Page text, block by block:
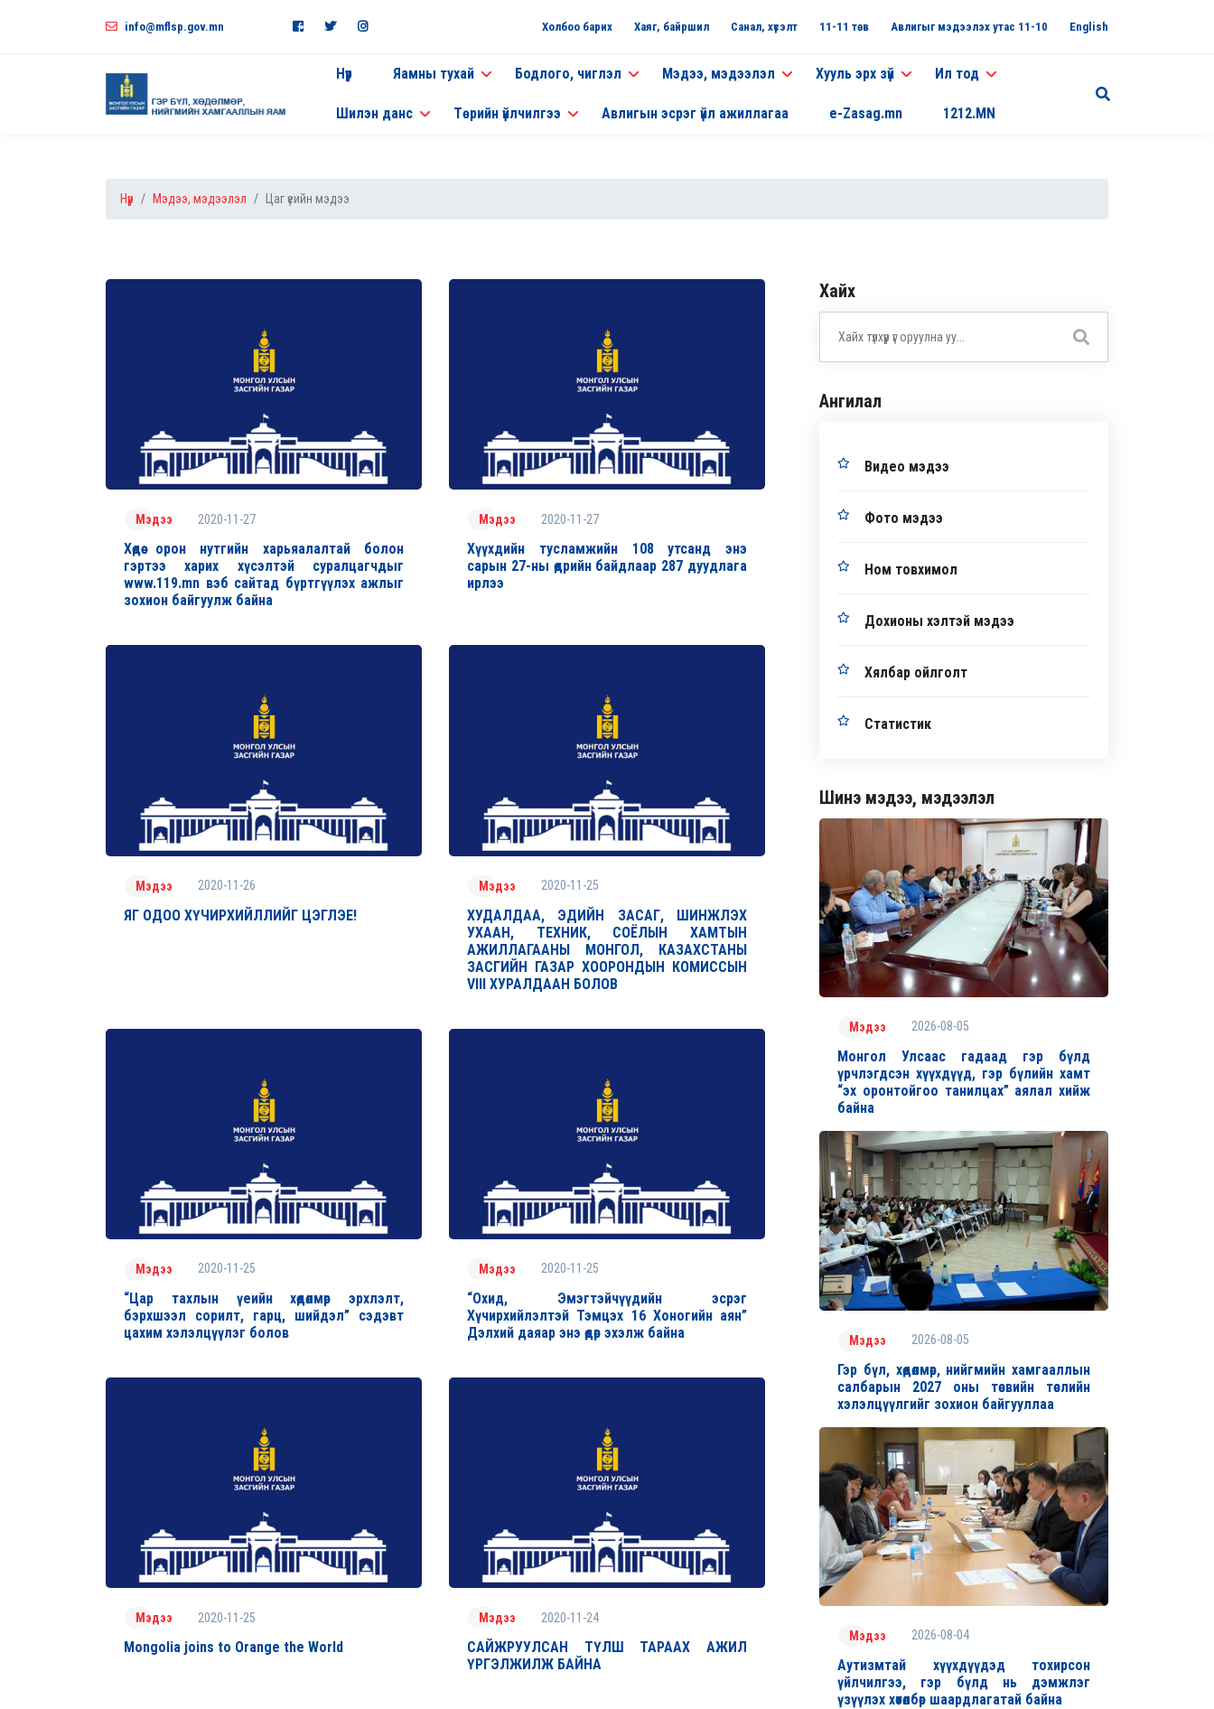
info@mflsp.gov.mn Холбоо барих Хаяг, байршил Санал, хүсэлт 11-11 төв Авлигыг мэдээлэх утас 11-10 English
Нүүр Яамны тухай Бодлого, чиглэл Мэдээ, мэдээлэл Хууль эрх зүй Ил тод
Шилэн данс Төрийн үйлчилгээ Авлигын эсрэг үйл ажиллагаа e-Zasag.mn 1212.MN
Нүүр Мэдээ, мэдээлэл Цаг үеийн мэдээ
Мэдээ 2020-11-27
Хөдөө орон нутгийн харьяалалтай болон
гэртээ харих хүсэлтэй суралцагчдыг
www.119.mn вэб сайтад бүртгүүлэх ажлыг
зохион байгуулж байна
Мэдээ 2020-11-27
Хүүхдийн тусламжийн 108 утсанд энэ
сарын 27-ны өдрийн байдлаар 287 дуудлага
ирлээ
Мэдээ 2020-11-26
ЯГ ОДОО ХҮЧИРХИЙЛЛИЙГ ЦЭГЛЭЕ!
Мэдээ 2020-11-25
ХУДАЛДАА, ЭДИЙН ЗАСАГ, ШИНЖЛЭХ
УХААН, ТЕХНИК, СОЁЛЫН ХАМТЫН
АЖИЛЛАГААНЫ МОНГОЛ, КАЗАХСТАНЫ
ЗАСГИЙН ГАЗАР ХООРОНДЫН КОМИССЫН
VIII ХУРАЛДААН БОЛОВ
Мэдээ 2020-11-25
“Цар тахлын үеийн хөдөлмөр эрхлэлт,
бэрхшээл сорилт, гарц, шийдэл” сэдэвт
цахим хэлэлцүүлэг болов
Мэдээ 2020-11-25
“Охид, Эмэгтэйчүүдийн эсрэг
Хүчирхийлэлтэй Тэмцэх 16 Хоногийн аян”
Дэлхий даяар энэ өдөр эхэлж байна
Мэдээ 2020-11-25
Mongolia joins to Orange the World
Мэдээ 2020-11-24
САЙЖРУУЛСАН ТҮЛШ ТАРААХ АЖИЛ
ҮРГЭЛЖИЛЖ БАЙНА
Хайх
Ангилал
Видео мэдээ
Фото мэдээ
Ном товхимол
Дохионы хэлтэй мэдээ
Хялбар ойлголт
Статистик
Шинэ мэдээ, мэдээлэл
Мэдээ 2026-08-05
Монгол Улсаас гадаад гэр бүлд
үрчлэгдсэн хүүхдүүд, гэр бүлийн хамт
“эх оронтойгоо танилцах” аялал хийж
байна
Мэдээ 2026-08-05
Гэр бүл, хөдөлмөр, нийгмийн хамгааллын
салбарын 2027 оны төсвийн төслийн
хэлэлцүүлгийг зохион байгууллаа
Мэдээ 2026-08-04
Аутизмтай хүүхдүүдэд тохирсон
үйлчилгээ, гэр бүлд нь дэмжлэг
үзүүлэх хөтөлбөр шаардлагатай байна